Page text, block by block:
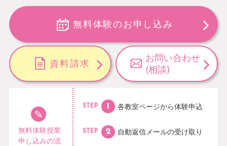
無料体験のお申し込み
資料請求
お問い合わせ
(相談)
無料体験授業
申し込みの流
STEP 各教室ページから体験申込
STEP 自動返信メールの受け取り